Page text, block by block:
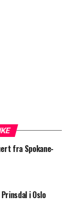
fra Spokane-
i Oslo